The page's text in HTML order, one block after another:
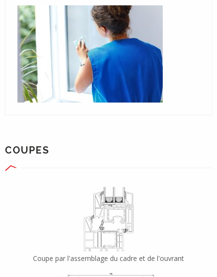
COUPES
Coupe par l'assemblage du cadre et de l'ouvrant